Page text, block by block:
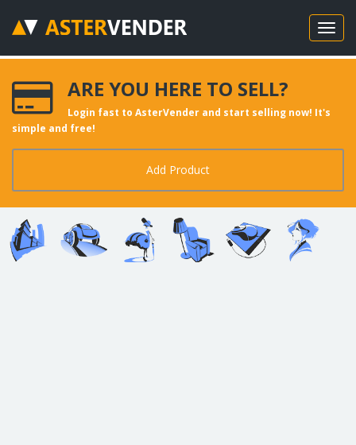
ARE YOU HERE TO SELL?
Login fast to AsterVender and start selling now! It's
simple and free!
Add Product